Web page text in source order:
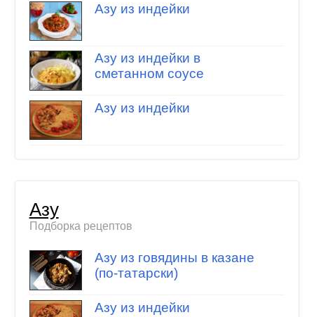
Азу из индейки
Азу из индейки в
сметанном соусе
Азу из индейки
Азу
Подборка рецептов
Азу из говядины в казане
(по-татарски)
Азу из индейки